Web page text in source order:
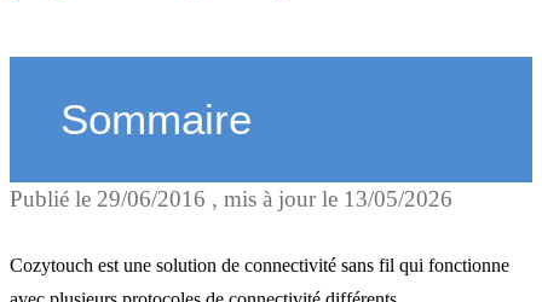
Sommaire
Le protocole IO
Publié le 29/06/2016 , mis à jour le 13/05/2026
Cozytouch est une solution de connectivité sans fil qui fonctionne